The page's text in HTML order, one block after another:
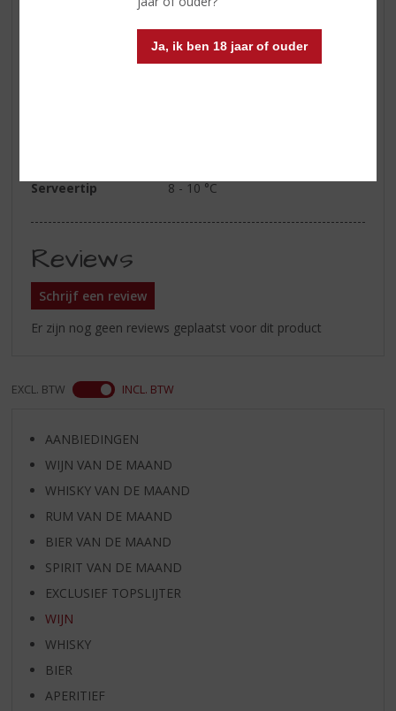
Ja, ik ben 18 jaar of ouder
kruidige ondertoon en nuances
van groene appel en limoen
Serveertip
8 - 10 °C
Reviews
Schrijf een review
Er zijn nog geen reviews geplaatst voor dit product
EXCL. BTW INCL. BTW
AANBIEDINGEN
WIJN VAN DE MAAND
WHISKY VAN DE MAAND
RUM VAN DE MAAND
BIER VAN DE MAAND
SPIRIT VAN DE MAAND
EXCLUSIEF TOPSLIJTER
WIJN
WHISKY
BIER
APERITIEF